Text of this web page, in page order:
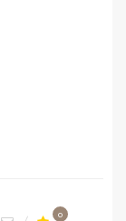
0